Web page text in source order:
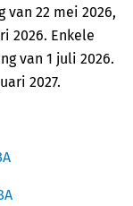
22 mei 2026,
2026. Enkele
van 1 juli 2026.
2027.